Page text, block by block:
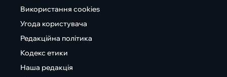
Використання cookies
Угода користувача
Редакційна політика
Кодекс етики
Наша редакція